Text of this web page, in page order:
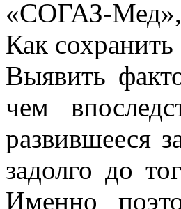
«СОГАЗ-Мед»,
Как сохранить
Выявить
чем
развившееся
задолго до
Именно